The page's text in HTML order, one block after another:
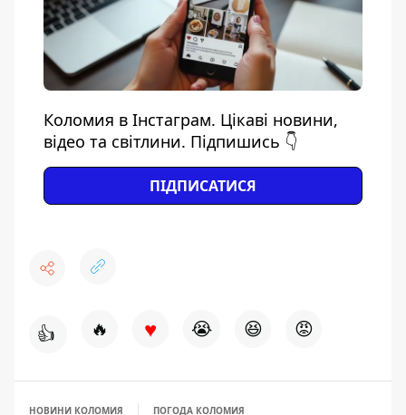
Коломия в Інстаграм. Цікаві новини,
відео та світлини. Підпишись 👇
ПІДПИСАТИСЯ
👍 🔥 ♥ 😭 😆 😡
НОВИНИ КОЛОМИЯ ПОГОДА КОЛОМИЯ